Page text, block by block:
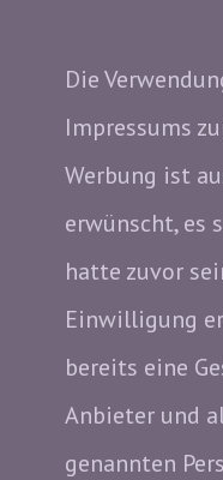
Die
Impressums
Werbung ist
erwünscht, es
hatte zuvor
Einwilligung
bereits eine
Anbieter und
genannten